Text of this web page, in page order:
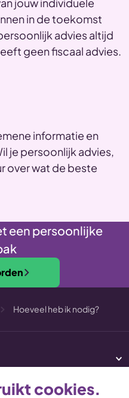
in de toekomst
advies altijd
geen fiscaal advies.
informatie en
je persoonlijk advies,
over wat de beste
een persoonlijke
Hoeveel heb ik nodig?
cookies.